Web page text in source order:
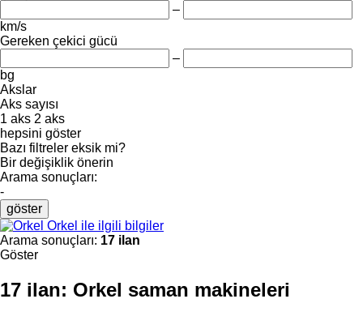
–
km/s
Gereken çekici gücü
–
bg
Akslar
Aks sayısı
1 aks 2 aks
hepsini göster
Bazı filtreler eksik mi?
Bir değişiklik önerin
Arama sonuçları:
-
göster
Orkel ile ilgili bilgiler
Arama sonuçları: 17 ilan
Göster
17 ilan: Orkel saman makineleri